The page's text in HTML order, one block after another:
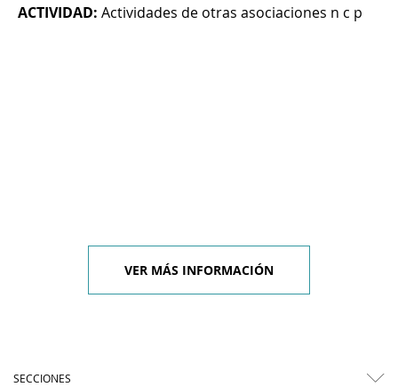
ACTIVIDAD: Actividades de otras asociaciones n c p
VER MÁS INFORMACIÓN
SECCIONES